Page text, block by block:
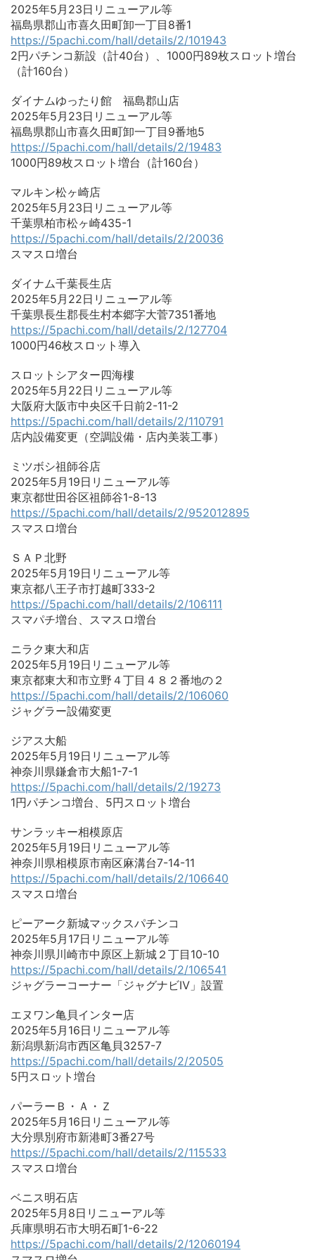
2025年5月23日リニューアル等
福島県郡山市喜久田町卸一丁目8番1
https://5pachi.com/hall/details/2/101943
2円パチンコ新設（計40台）、1000円89枚スロット増台
（計160台）
ダイナムゆったり館 福島郡山店
2025年5月23日リニューアル等
福島県郡山市喜久田町卸一丁目9番地5
https://5pachi.com/hall/details/2/19483
1000円89枚スロット増台（計160台）
マルキン松ヶ崎店
2025年5月23日リニューアル等
千葉県柏市松ヶ崎435-1
https://5pachi.com/hall/details/2/20036
スマスロ増台
ダイナム千葉長生店
2025年5月22日リニューアル等
千葉県長生郡長生村本郷字大菅7351番地
https://5pachi.com/hall/details/2/127704
1000円46枚スロット導入
スロットシアター四海樓
2025年5月22日リニューアル等
大阪府大阪市中央区千日前2-11-2
https://5pachi.com/hall/details/2/110791
店内設備変更（空調設備・店内美装工事）
ミツボシ祖師谷店
2025年5月19日リニューアル等
東京都世田谷区祖師谷1-8-13
https://5pachi.com/hall/details/2/952012895
スマスロ増台
ＳＡＰ北野
2025年5月19日リニューアル等
東京都八王子市打越町333-2
https://5pachi.com/hall/details/2/106111
スマパチ増台、スマスロ増台
ニラク東大和店
2025年5月19日リニューアル等
東京都東大和市立野４丁目４８２番地の２
https://5pachi.com/hall/details/2/106060
ジャグラー設備変更
ジアス大船
2025年5月19日リニューアル等
神奈川県鎌倉市大船1-7-1
https://5pachi.com/hall/details/2/19273
1円パチンコ増台、5円スロット増台
サンラッキー相模原店
2025年5月19日リニューアル等
神奈川県相模原市南区麻溝台7-14-11
https://5pachi.com/hall/details/2/106640
スマスロ増台
ピーアーク新城マックスパチンコ
2025年5月17日リニューアル等
神奈川県川崎市中原区上新城２丁目10-10
https://5pachi.com/hall/details/2/106541
ジャグラーコーナー「ジャグナビⅣ」設置
エヌワン亀貝インター店
2025年5月16日リニューアル等
新潟県新潟市西区亀貝3257-7
https://5pachi.com/hall/details/2/20505
5円スロット増台
パーラーＢ・Ａ・Ｚ
2025年5月16日リニューアル等
大分県別府市新港町3番27号
https://5pachi.com/hall/details/2/115533
スマスロ増台
ベニス明石店
2025年5月8日リニューアル等
兵庫県明石市大明石町1-6-22
https://5pachi.com/hall/details/2/12060194